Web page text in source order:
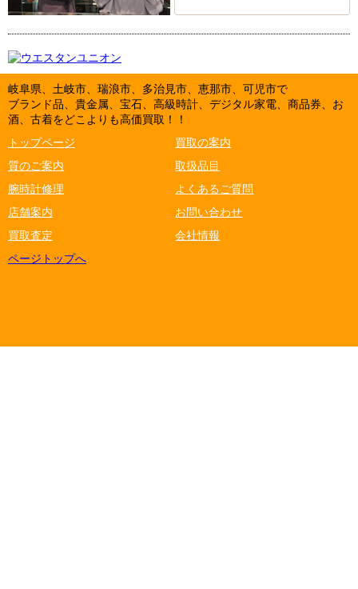
岐阜県、土岐市、瑞浪市、多治見市、恵那市、可児市で
ブランド品、貴金属、宝石、高級時計、デジタル家電、商品券、お
酒、古着をどこよりも高価買取！！
トップページ
買取の案内
質のご案内
取扱品目
腕時計修理
よくあるご質問
店舗案内
お問い合わせ
買取査定
会社情報
ページトップへ